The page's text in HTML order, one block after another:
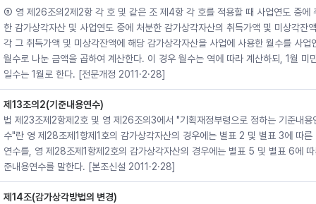
⑤ 영 제26조의2제2항 각 호 및 같은 조 제4항 각 호를 적용할 때 사업연도 중에
한 감가상각자산 및 사업연도 중에 처분한 감가상각자산의 취득가액 및 미상각잔
각 그 취득가액 및 미상각잔액에 해당 감가상각자산을 사업에 사용한 월수를 사업
월수로 나눈 금액을 곱하여 계산한다. 이 경우 월수는 역에 따라 계산하되, 1월 미
일수는 1월로 한다. [전문개정 2011·2·28]
제13조의2(기준내용연수)
법 제23조제2항제2호 및 영 제26조의3에서 "기획재정부령으로 정하는 기준내용
수"란 영 제28조제1항제1호의 감가상각자산의 경우에는 별표 2 및 별표 3에 따른
연수를, 영 제28조제1항제2호의 감가상각자산의 경우에는 별표 5 및 별표 6에
준내용연수를 말한다. [본조신설 2011·2·28]
제14조(감가상각방법의 변경)